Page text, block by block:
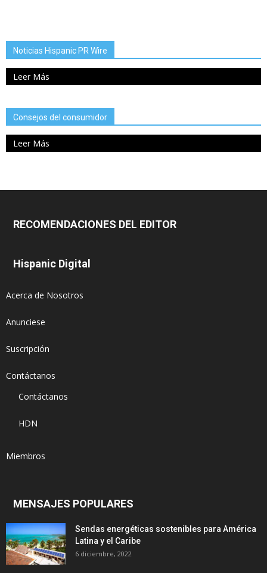
Noticias Hispanic PR Wire
Leer Más
Consejos del consumidor
Leer Más
RECOMENDACIONES DEL EDITOR
Hispanic Digital
Acerca de Nosotros
Anunciese
Suscripción
Contáctanos
Contáctanos
HDN
Miembros
MENSAJES POPULARES
Sendas energéticas sostenibles para América
Latina y el Caribe
6 diciembre, 2022